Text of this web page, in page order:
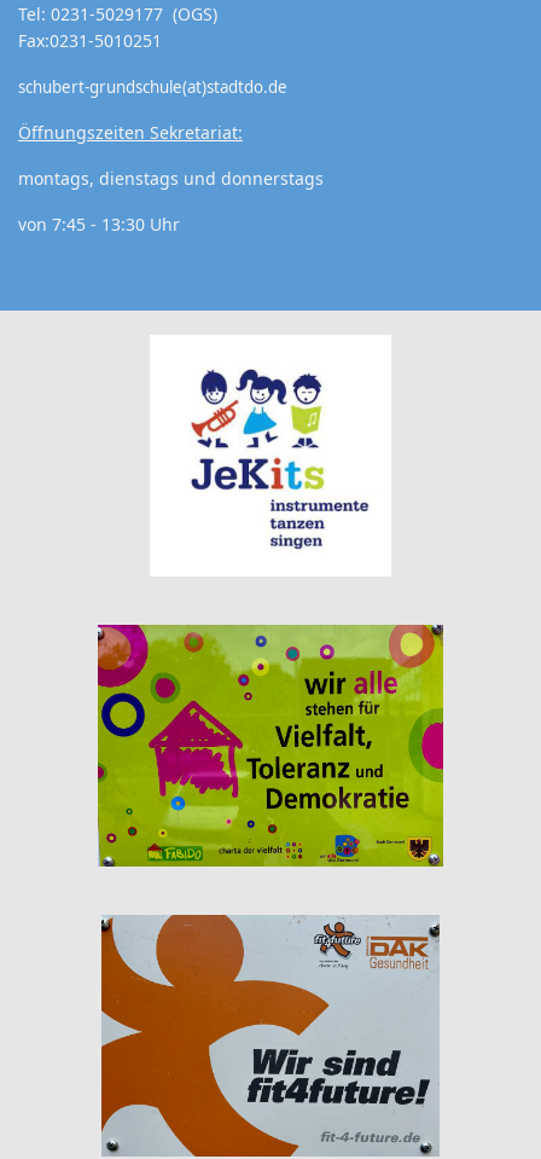
Tel: 0231-5029177 (OGS)
Fax:0231-5010251
schubert-grundschule(at)stadtdo.de
Öffnungszeiten Sekretariat:
montags, dienstags und donnerstags
von 7:45 - 13:30 Uhr